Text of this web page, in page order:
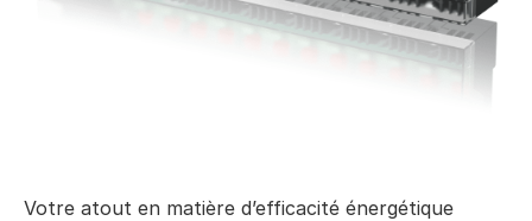
Votre atout en matière d’efficacité énergétique